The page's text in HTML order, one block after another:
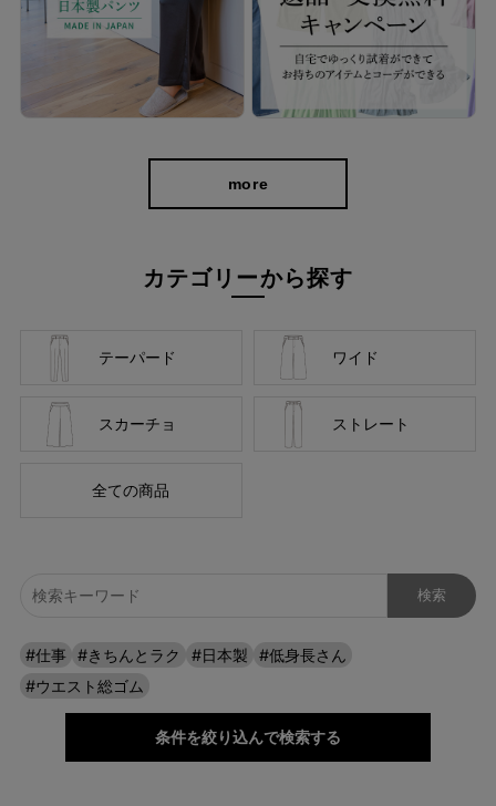
暑い季節を、もっと軽やかに。
接触冷感・吸水速乾・UVカット機能付きで、汗ばむ日も快適。
more
カテゴリーから探す
テーパード ワイド
スカーチョ ストレート
全ての商品
#仕事 #きちんとラク #日本製
#低身長さん
#ウエスト総ゴム
条件を絞り込んで検索する